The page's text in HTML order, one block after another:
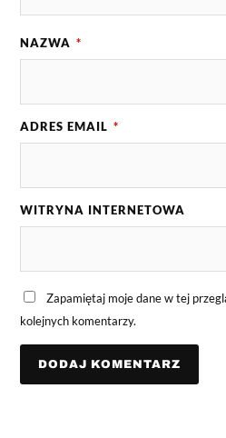
NAZWA *
ADRES EMAIL *
WITRYNA INTERNETOWA
Zapamiętaj moje dane w tej
kolejnych komentarzy.